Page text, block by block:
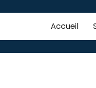
Accueil